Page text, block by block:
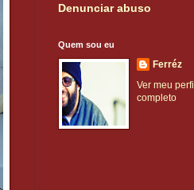
Denunciar abuso
Quem sou eu
Ferréz
Ver meu perfil
completo